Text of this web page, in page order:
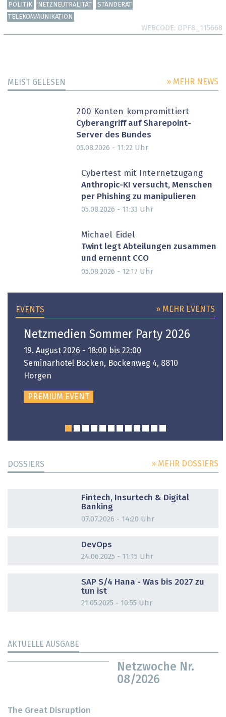
POLITIK NETZNEUTRALITÄT
STÄNDERAT
TELEKOMMUNIKATION
WEBCODE DPF8_115668
MEIST GELESEN » MEHR NEWS
200 Konten kompromittiert
Cyberangriff auf Sharepoint-
Server des Bundes
05.08.2026 - 11:22 Uhr
Cybertest mit Internetzugang
Anthropic-KI versucht, Menschen
per Phishing zu manipulieren
05.08.2026 - 11:33 Uhr
Michael Eidel
Twint legt Abteilungen zusammen
und ernennt CCO
05.08.2026 - 12:17 Uhr
EVENTS » MEHR EVENTS
Netzmedien Sommer Party 2026
19. August 2026 - 18:00 bis 22:00
Seminarhotel Bocken, Bockenweg 4, 8810
Horgen
PREMIUM EVENT
DOSSIERS » MEHR DOSSIERS
Fintech, Insurtech & Digital
Banking
07.07.2026 - 14:20 Uhr
DevOps
24.06.2025 - 11:15 Uhr
SAP S/4 Hana - Was bis 2027 zu
tun ist
21.05.2025 - 10:55 Uhr
AKTUELLE AUSGABE
Netzwoche Nr.
08/2026
The Great Disruption